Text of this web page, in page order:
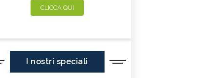
CLICCA QUI
I nostri speciali